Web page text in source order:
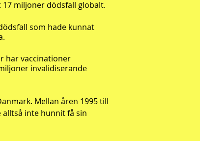
miljoner dödsfall globalt.
som hade kunnat
har vaccinationer
invalidiserande
Mellan åren 1995 till
alltså inte hunnit få sin